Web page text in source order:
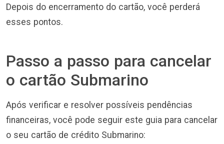
Depois do encerramento do cartão, você perderá
esses pontos.
Passo a passo para cancelar
o cartão Submarino
Após verificar e resolver possíveis pendências
financeiras, você pode seguir este guia para cancelar
o seu cartão de crédito Submarino: